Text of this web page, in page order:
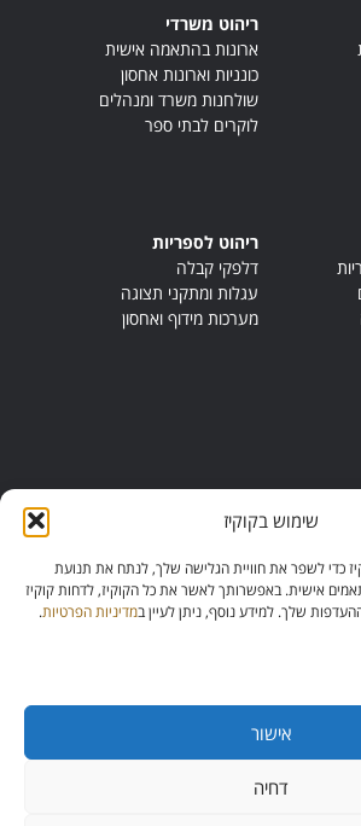
שימוש בקוקיז
כדי לשפר את חוויית הגלישה שלך, לנתח את תנועת
אישית. באפשרותך לאשר את כל הקוקיז, לדחות קוקיז
שלך. למידע נוסף, ניתן לעיין במדיניות הפרטיות.
אישור
דחיה
ריהוט משרדי
ארונות בהתאמה אישית
כונניות וארונות אחסון
שולחנות משרד ומנהלים
לוקרים לבתי ספר
ריהוט לספריות
דלפקי קבלה
עגלות ומתקני תצוגה
מערכות מידוף ואחסון
מס’ ספק: